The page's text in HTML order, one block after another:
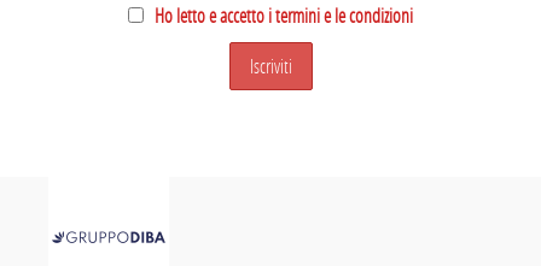
Ho letto e accetto i termini e le condizioni